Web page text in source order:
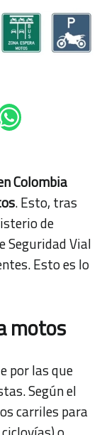
Colombia
. Esto, tras
de
Seguridad Vial
Esto es lo
motos
por las que
Según el
carriles para